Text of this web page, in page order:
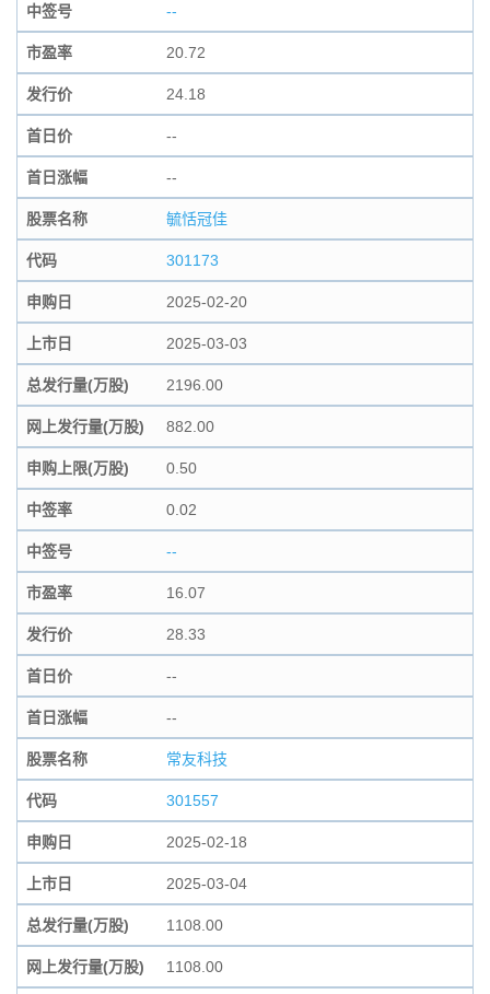
中签号 --
市盈率 20.72
发行价 24.18
首日价 --
首日涨幅 --
股票名称 毓恬冠佳
代码 301173
申购日 2025-02-20
上市日 2025-03-03
总发行量(万股) 2196.00
网上发行量(万股) 882.00
申购上限(万股) 0.50
中签率 0.02
中签号 --
市盈率 16.07
发行价 28.33
首日价 --
首日涨幅 --
股票名称 常友科技
代码 301557
申购日 2025-02-18
上市日 2025-03-04
总发行量(万股) 1108.00
网上发行量(万股) 1108.00